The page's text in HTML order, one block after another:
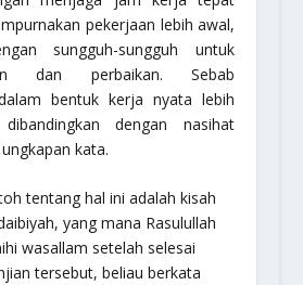
pekerjaan lebih awal,
sungguh-sungguh untuk
dan perbaikan. Sebab
bentuk kerja nyata lebih
dibandingkan dengan nasihat
kata.
tentang hal ini adalah kisah
yang mana Rasulullah
wasallam setelah selesai
tersebut, beliau berkata